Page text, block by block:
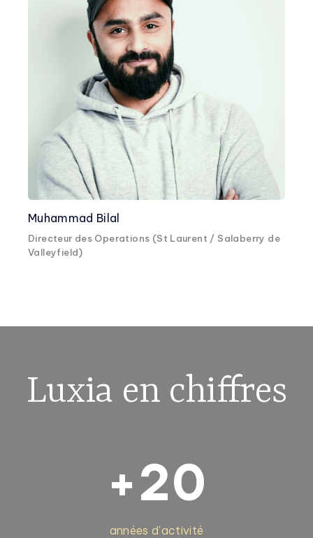
Muhammad Bilal
Directeur des Operations (St Laurent / Salaberry de
Valleyfield)
Luxia en chiffres
+20
années d'activité